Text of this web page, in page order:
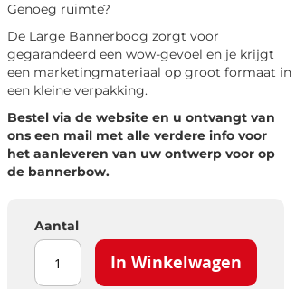
Genoeg ruimte?
De Large Bannerboog zorgt voor
gegarandeerd een wow-gevoel en je krijgt
een marketingmateriaal op groot formaat in
een kleine verpakking.
Bestel via de website en u ontvangt van
ons een mail met alle verdere info voor
het aanleveren van uw ontwerp voor op
de bannerbow.
Aantal
In Winkelwagen